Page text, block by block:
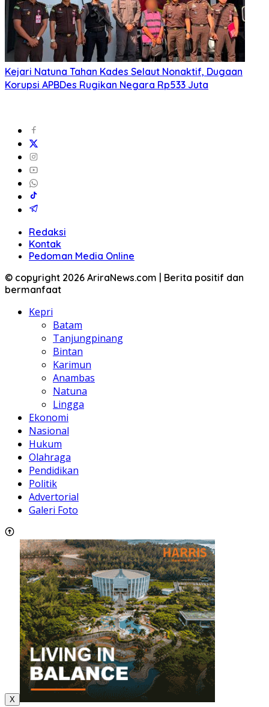
Kejari Natuna Tahan Kades Selaut Nonaktif, Dugaan
Korupsi APBDes Rugikan Negara Rp533 Juta
Redaksi
Kontak
Pedoman Media Online
© copyright 2026 AriraNews.com | Berita positif dan
bermanfaat
Kepri
Batam
Tanjungpinang
Bintan
Karimun
Anambas
Natuna
Lingga
Ekonomi
Nasional
Hukum
Olahraga
Pendidikan
Politik
Advertorial
Galeri Foto
X